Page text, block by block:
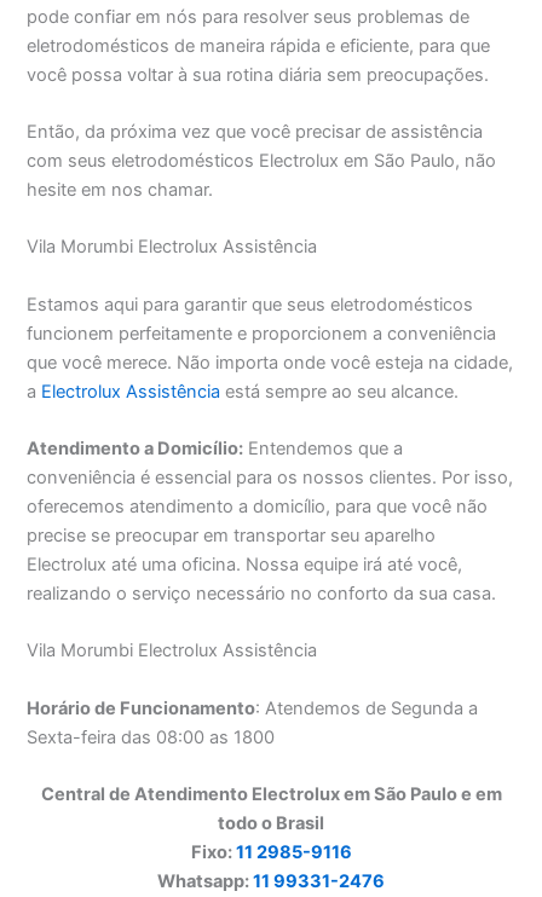
pode confiar em nós para resolver seus problemas de
eletrodomésticos de maneira rápida e eficiente, para que
você possa voltar à sua rotina diária sem preocupações.
Então, da próxima vez que você precisar de assistência
com seus eletrodomésticos Electrolux em São Paulo, não
hesite em nos chamar.
Vila Morumbi Electrolux Assistência
Estamos aqui para garantir que seus eletrodomésticos
funcionem perfeitamente e proporcionem a conveniência
que você merece. Não importa onde você esteja na cidade,
a Electrolux Assistência está sempre ao seu alcance.
Atendimento a Domicílio: Entendemos que a
conveniência é essencial para os nossos clientes. Por isso,
oferecemos atendimento a domicílio, para que você não
precise se preocupar em transportar seu aparelho
Electrolux até uma oficina. Nossa equipe irá até você,
realizando o serviço necessário no conforto da sua casa.
Vila Morumbi Electrolux Assistência
Horário de Funcionamento: Atendemos de Segunda a
Sexta-feira das 08:00 as 1800
Central de Atendimento Electrolux em São Paulo e em
todo o Brasil
Fixo:11 2985-9116
Whatsapp:11 99331-2476